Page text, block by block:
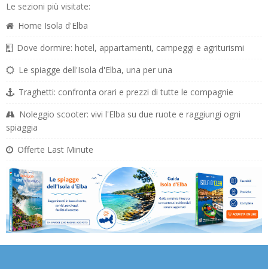
Le sezioni più visitate:
Home Isola d'Elba
Dove dormire: hotel, appartamenti, campeggi e agriturismi
Le spiagge dell'Isola d'Elba, una per una
Traghetti: confronta orari e prezzi di tutte le compagnie
Noleggio scooter: vivi l'Elba su due ruote e raggiungi ogni
spiaggia
Offerte Last Minute